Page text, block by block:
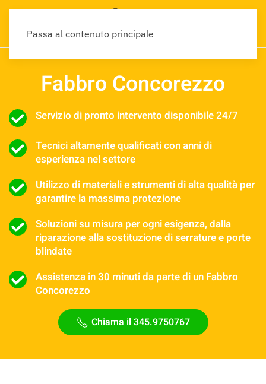
Passa al contenuto principale
Fabbro Concorezzo
Servizio di pronto intervento disponibile 24/7
Tecnici altamente qualificati con anni di
esperienza nel settore
Utilizzo di materiali e strumenti di alta qualità per
garantire la massima protezione
Soluzioni su misura per ogni esigenza, dalla
riparazione alla sostituzione di serrature e porte
blindate
Assistenza in 30 minuti da parte di un Fabbro
Concorezzo
Chiama il 345.9750767